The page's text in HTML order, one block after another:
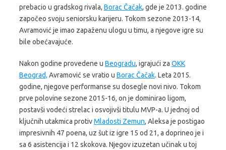
prebacio u gradskog rivala, Borac Čačak, gde je 2013. godine
započeo svoju seniorsku karijeru. Tokom sezone 2013-14,
Avramović je imao zapaženu ulogu u timu, a njegove igre su
bile obećavajuće.
Nakon godine provedene u Beogradu, igrajući za OKK
Beograd, Avramović se vratio u Borac Čačak. Leta 2015.
godine, njegove performanse su dosegle novi nivo. Tokom
prve polovine sezone 2015-16, on je dominirao ligom,
postavši vodeći strelac i osvojivši titulu MVP-a. U jednoj od
ključnih utakmica protivMladosti Zemun, Aleksa je postigao
impresivnih 47 poena, uz šut iz igre 15 od 21, a doprineo je i
sa 6 asistencija i 12 skokova. Njegov izuzetan učinak u toj